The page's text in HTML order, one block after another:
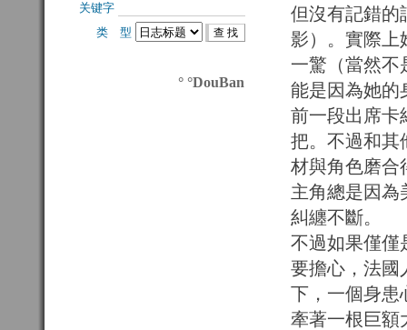
但沒有記錯的
影）。實際上
一驚（當然不
能是因為她的
前一段出席卡
把。不過和其
材與角色磨合
主角總是因為
糾纏不斷。
不過如果僅僅
要擔心，法國
下，一個身患
牽著一根巨額
关键字
类 型
° °DouBan